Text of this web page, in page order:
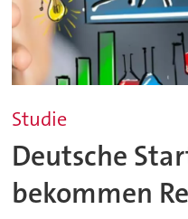
Studie
Deutsche
bekommen